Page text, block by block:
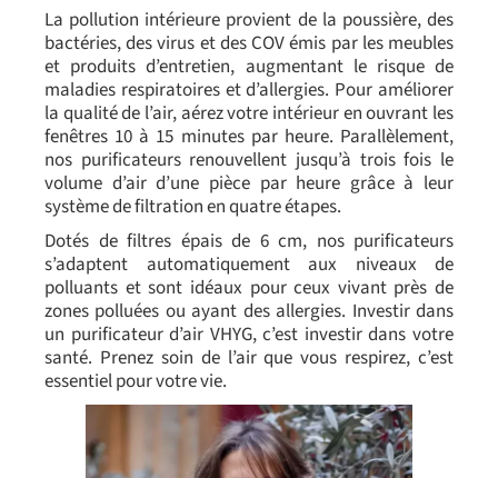
La pollution intérieure provient de la poussière, des
bactéries, des virus et des COV émis par les meubles
et produits d’entretien, augmentant le risque de
maladies respiratoires et d’allergies. Pour améliorer
la qualité de l’air, aérez votre intérieur en ouvrant les
fenêtres 10 à 15 minutes par heure. Parallèlement,
nos purificateurs renouvellent jusqu’à trois fois le
volume d’air d’une pièce par heure grâce à leur
système de filtration en quatre étapes.
Dotés de filtres épais de 6 cm, nos purificateurs
s’adaptent automatiquement aux niveaux de
polluants et sont idéaux pour ceux vivant près de
zones polluées ou ayant des allergies. Investir dans
un purificateur d’air VHYG, c’est investir dans votre
santé. Prenez soin de l’air que vous respirez, c’est
essentiel pour votre vie.